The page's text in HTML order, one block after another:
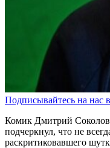
Подписывайтесь на нас
Комик Дмитрий Соколов
подчеркнул, что не
раскритиковавшего